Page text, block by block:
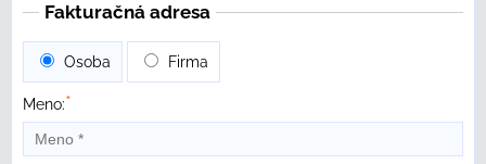
Fakturačná adresa
Osoba Firma
Meno:*